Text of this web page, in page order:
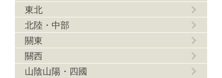
東北
北陸・中部
關東
關西
山陰山陽・四國